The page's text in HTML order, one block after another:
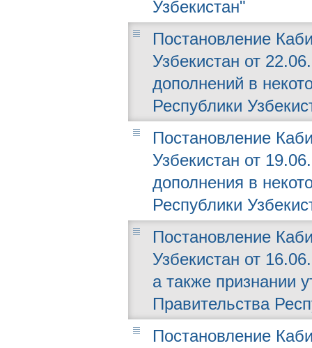
Узбекистан"
Постановление
Узбекистан от
дополнений в
Республики
Постановление
Узбекистан от
дополнения в
Республики
Постановление
Узбекистан от
а также признании
Правительства
Постановление